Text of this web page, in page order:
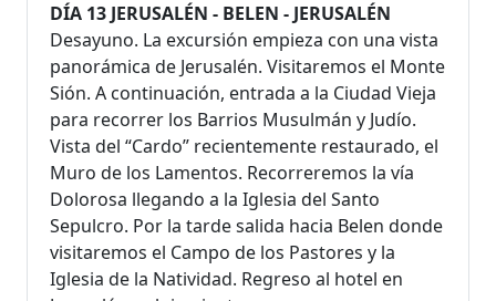
DÍA 13 JERUSALÉN - BELEN - JERUSALÉN
Desayuno. La excursión empieza con una vista
panorámica de Jerusalén. Visitaremos el Monte
Sión. A continuación, entrada a la Ciudad Vieja
para recorrer los Barrios Musulmán y Judío.
Vista del “Cardo” recientemente restaurado, el
Muro de los Lamentos. Recorreremos la vía
Dolorosa llegando a la Iglesia del Santo
Sepulcro. Por la tarde salida hacia Belen donde
visitaremos el Campo de los Pastores y la
Iglesia de la Natividad. Regreso al hotel en